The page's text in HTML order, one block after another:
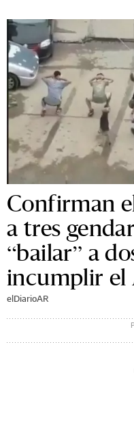
Confirman
a tres
“bailar” a
incumplir el
elDiarioAR